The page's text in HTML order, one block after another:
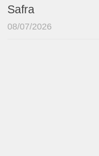
Safra
08/07/2026